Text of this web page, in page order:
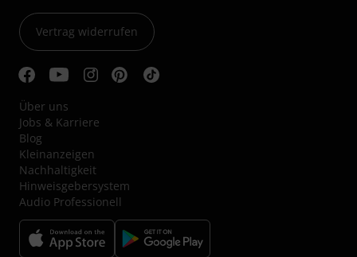
Vertrag widerrufen
Über uns
Jobs & Karriere
Blog
Kleinanzeigen
Nachhaltigkeit
Hinweisgebersystem
Audio Professionell